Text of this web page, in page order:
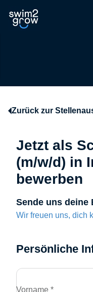
Zurück zur
Jetzt als
(m/w/d) in
bewerben
Sende uns deine
Wir freuen uns, dich
Persönliche
Vorname *